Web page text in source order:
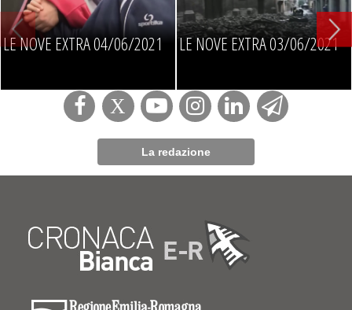
LE NOVE EXTRA 04/06/2021 LE NOVE EXTRA 03/06/2021
La redazione